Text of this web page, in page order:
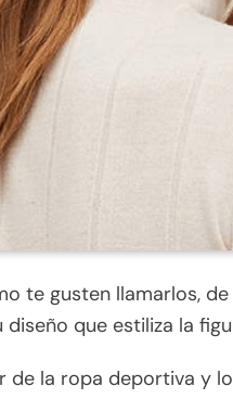
te gusten llamarlos,
que estiliza la
de la ropa deportiva y